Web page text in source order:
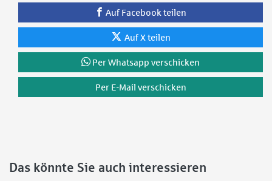
Auf Facebook teilen
Auf X teilen
Per Whatsapp verschicken
Per E-Mail verschicken
Das könnte Sie auch interessieren